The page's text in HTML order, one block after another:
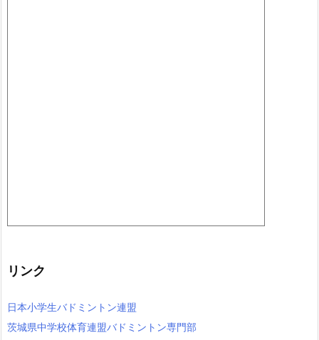
リンク
日本小学生バドミントン連盟
茨城県中学校体育連盟バドミントン専門部